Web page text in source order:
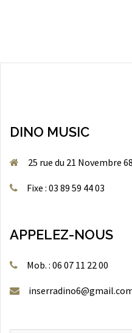
DINO MUSIC
25 rue du 21 Novembre
Fixe : 03 89 59 44 03
APPELEZ-NOUS
Mob. : 06 07 11 22 00